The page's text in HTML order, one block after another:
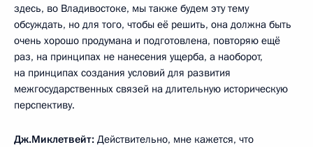
здесь, во Владивостоке, мы также будем эту тему
обсуждать, но для того, чтобы её решить, она должна быть
очень хорошо продумана и подготовлена, повторяю ещё
раз, на принципах не нанесения ущерба, а наоборот,
на принципах создания условий для развития
межгосударственных связей на длительную историческую
перспективу.
Дж.Миклетвейт: Действительно, мне кажется, что